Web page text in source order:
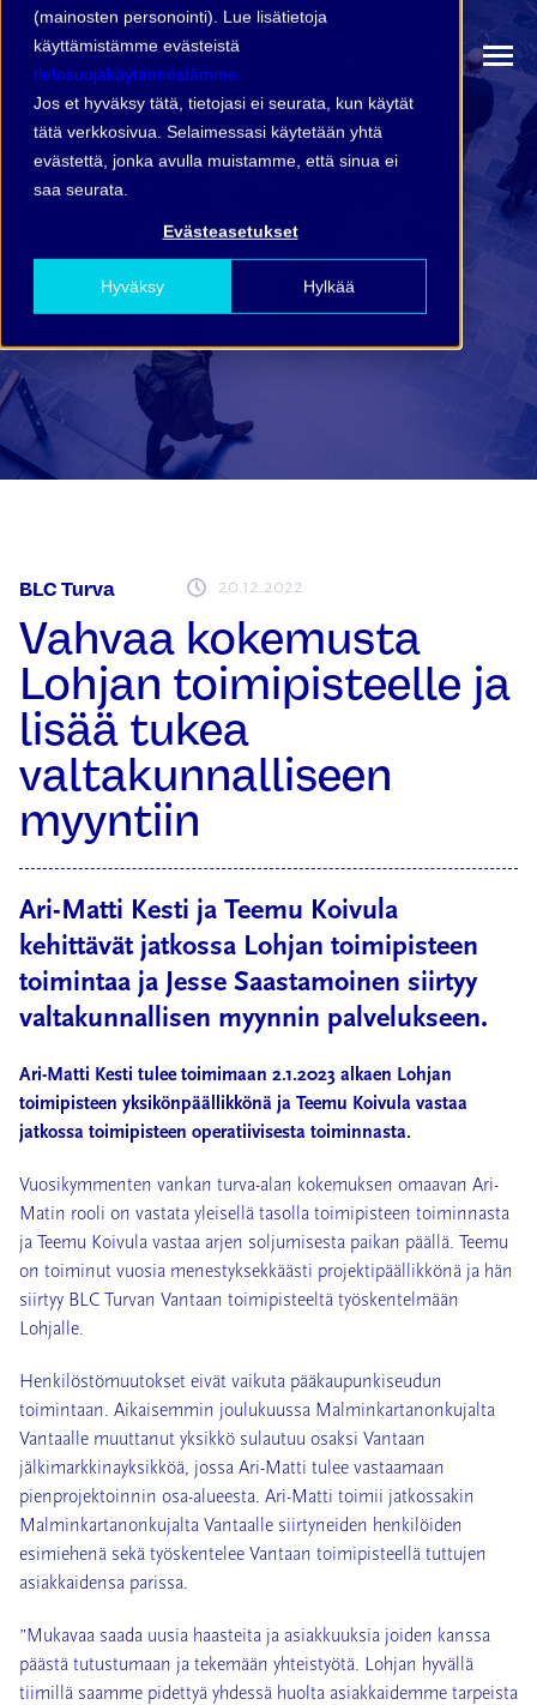
(mainosten personointi). Lue lisätietoja
käyttämistämme evästeistä
tietosuojakäytännöstämme.
Jos et hyväksy tätä, tietojasi ei seurata, kun käytät
tätä verkkosivua. Selaimessasi käytetään yhtä
evästettä, jonka avulla muistamme, että sinua ei
saa seurata.
Evästeasetukset
Hyväksy Hylkää
BLC Turva 20.12.2022
Vahvaa kokemusta
Lohjan toimipisteelle ja
lisää tukea
valtakunnalliseen
myyntiin
Ari-Matti Kesti ja Teemu Koivula
kehittävät jatkossa Lohjan toimipisteen
toimintaa ja Jesse Saastamoinen siirtyy
valtakunnallisen myynnin palvelukseen.
Ari-Matti Kesti tulee toimimaan 2.1.2023 alkaen Lohjan
toimipisteen yksikönpäällikkönä ja Teemu Koivula vastaa
jatkossa toimipisteen operatiivisesta toiminnasta.
Vuosikymmenten vankan turva-alan kokemuksen omaavan Ari-
Matin rooli on vastata yleisellä tasolla toimipisteen toiminnasta
ja Teemu Koivula vastaa arjen soljumisesta paikan päällä. Teemu
on toiminut vuosia menestyksekkäästi projektipäällikkönä ja hän
siirtyy BLC Turvan Vantaan toimipisteeltä työskentelmään
Lohjalle.
Henkilöstömuutokset eivät vaikuta pääkaupunkiseudun
toimintaan. Aikaisemmin joulukuussa Malminkartanonkujalta
Vantaalle muuttanut yksikkö sulautuu osaksi Vantaan
jälkimarkkinayksikköä, jossa Ari-Matti tulee vastaamaan
pienprojektoinnin osa-alueesta. Ari-Matti toimii jatkossakin
Malminkartanonkujalta Vantaalle siirtyneiden henkilöiden
esimiehenä sekä työskentelee Vantaan toimipisteellä tuttujen
asiakkaidensa parissa.
”Mukavaa saada uusia haasteita ja asiakkuuksia joiden kanssa
päästä tutustumaan ja tekemään yhteistyötä. Lohjan hyvällä
tiimillä saamme pidettyä yhdessä huolta asiakkaidemme tarpeista